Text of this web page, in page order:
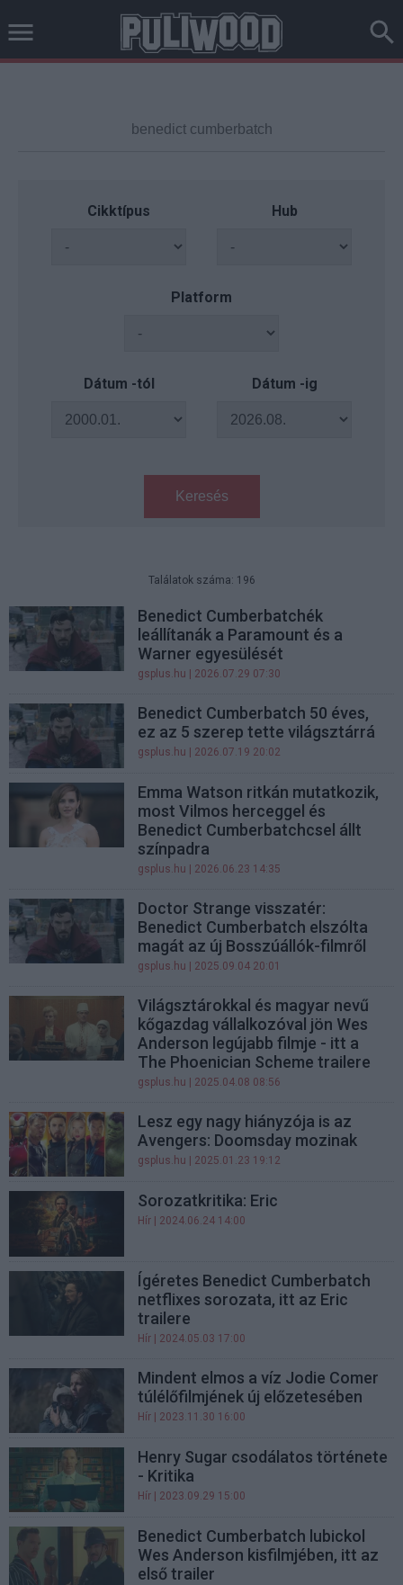
Cikktípus Hub
Platform
Dátum -tól Dátum -ig
Keresés
Találatok száma: 196
Benedict Cumberbatchék
leállítanák a Paramount és a
Warner egyesülését
gsplus.hu | 2026.07.29 07:30
Benedict Cumberbatch 50 éves,
ez az 5 szerep tette világsztárrá
gsplus.hu | 2026.07.19 20:02
Emma Watson ritkán mutatkozik,
most Vilmos herceggel és
Benedict Cumberbatchcsel állt
színpadra
gsplus.hu | 2026.06.23 14:35
Doctor Strange visszatér:
Benedict Cumberbatch elszólta
magát az új Bosszúállók-filmről
gsplus.hu | 2025.09.04 20:01
Világsztárokkal és magyar nevű
kőgazdag vállalkozóval jön Wes
Anderson legújabb filmje - itt a
The Phoenician Scheme trailere
gsplus.hu | 2025.04.08 08:56
Lesz egy nagy hiányzója is az
Avengers: Doomsday mozinak
gsplus.hu | 2025.01.23 19:12
Sorozatkritika: Eric
Hír | 2024.06.24 14:00
Ígéretes Benedict Cumberbatch
netflixes sorozata, itt az Eric
trailere
Hír | 2024.05.03 17:00
Mindent elmos a víz Jodie Comer
túlélőfilmjének új előzetesében
Hír | 2023.11.30 16:00
Henry Sugar csodálatos története
- Kritika
Hír | 2023.09.29 15:00
Benedict Cumberbatch lubickol
Wes Anderson kisfilmjében, itt az
első trailer